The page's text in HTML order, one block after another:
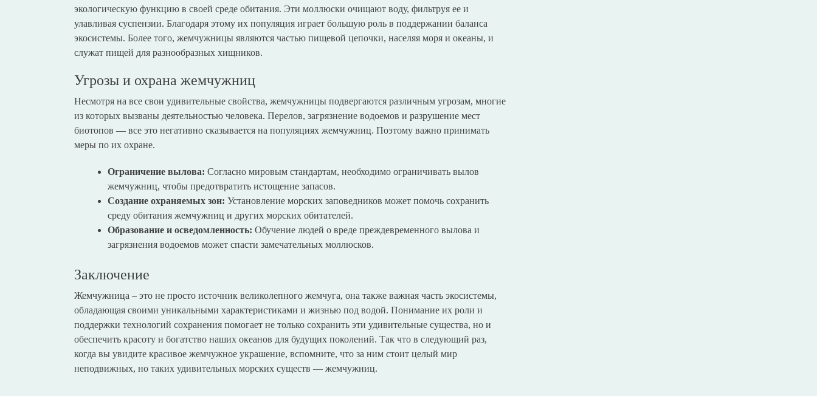
экологическую функцию в своей среде обитания. Эти моллюски очищают воду, фильтруя ее и
улавливая суспензии. Благодаря этому их популяция играет большую роль в поддержании баланса
экосистемы. Более того, жемчужницы являются частью пищевой цепочки, населяя моря и океаны, и
служат пищей для разнообразных хищников.
Угрозы и охрана жемчужниц
Несмотря на все свои удивительные свойства, жемчужницы подвергаются различным угрозам, многие
из которых вызваны деятельностью человека. Перелов, загрязнение водоемов и разрушение мест
биотопов — все это негативно сказывается на популяциях жемчужниц. Поэтому важно принимать
меры по их охране.
Ограничение вылова: Согласно мировым стандартам, необходимо ограничивать вылов
жемчужниц, чтобы предотвратить истощение запасов.
Создание охраняемых зон: Установление морских заповедников может помочь сохранить
среду обитания жемчужниц и других морских обитателей.
Образование и осведомленность: Обучение людей о вреде преждевременного вылова и
загрязнения водоемов может спасти замечательных моллюсков.
Заключение
Жемчужница – это не просто источник великолепного жемчуга, она также важная часть экосистемы,
обладающая своими уникальными характеристиками и жизнью под водой. Понимание их роли и
поддержки технологий сохранения помогает не только сохранить эти удивительные существа, но и
обеспечить красоту и богатство наших океанов для будущих поколений. Так что в следующий раз,
когда вы увидите красивое жемчужное украшение, вспомните, что за ним стоит целый мир
неподвижных, но таких удивительных морских существ — жемчужниц.